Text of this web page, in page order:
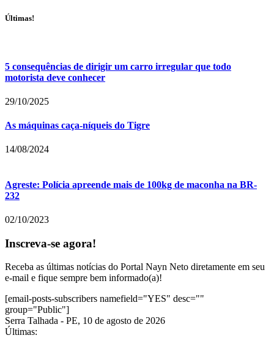
Últimas!
5 consequências de dirigir um carro irregular que todo
motorista deve conhecer
29/10/2025
As máquinas caça-níqueis do Tigre
14/08/2024
Agreste: Polícia apreende mais de 100kg de maconha na BR-
232
02/10/2023
Inscreva-se agora!
Receba as últimas notícias do Portal Nayn Neto diretamente em seu
e-mail e fique sempre bem informado(a)!
[email-posts-subscribers namefield="YES" desc=""
group="Public"]
Serra Talhada - PE, 10 de agosto de 2026
Últimas: